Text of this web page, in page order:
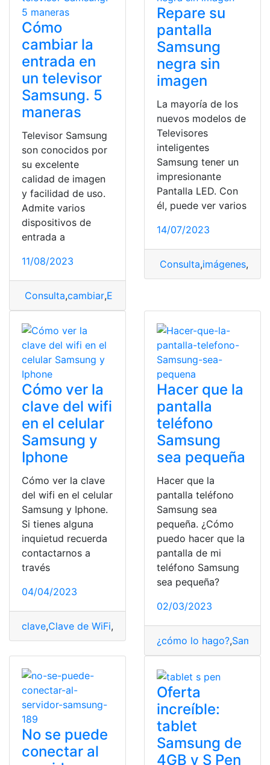
Cómo
cambiar la
entrada en
un televisor
Samsung. 5
maneras
Televisor Samsung
son conocidos por
su excelente
calidad de imagen
y facilidad de uso.
Admite varios
dispositivos de
entrada a
11/08/2023
Consulta,cambiar,Entrada
Repare su
pantalla
Samsung
negra sin
imagen
La mayoría de los
nuevos modelos de
Televisores
inteligentes
Samsung tener un
impresionante
Pantalla LED. Con
él, puede ver varios
14/07/2023
Consulta,imágenes,
Cómo ver la
clave del wifi
en el celular
Samsung y
Iphone
Cómo ver la clave
del wifi en el celular
Samsung y Iphone.
Si tienes alguna
inquietud recuerda
contactarnos a
través
04/04/2023
clave,Clave de WiFi, contraseña,iPhone,Samsung
Hacer que la
pantalla
teléfono
Samsung
sea pequeña
Hacer que la
pantalla teléfono
Samsung sea
pequeña. ¿Cómo
puedo hacer que la
pantalla de mi
teléfono Samsung
sea pequeña?
02/03/2023
¿cómo lo hago?,
No se puede
conectar al
Oferta
increíble:
tablet
Samsung de
4GB y S Pen